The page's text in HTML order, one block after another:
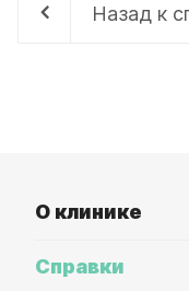
Назад к
О клинике
Справки